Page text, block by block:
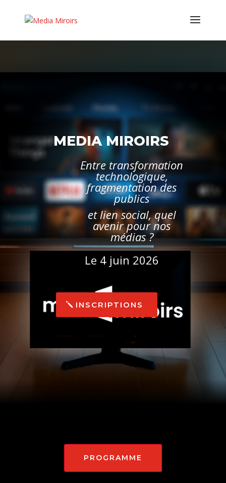
MEDIA MIROIRS
Entre transformation
technologique,
fragmentation des
publics
et lien social, quel
avenir pour nos
médias?
Le 4 juin 2026
INSCRIPTIONS
PROGRAMME